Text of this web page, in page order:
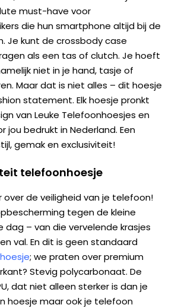
must-have voor
die hun smartphone altijd bij de
Je kunt de crossbody case
als een tas of clutch. Je hoeft
niet in je hand, tasje of
Maar dat is niet alles – dit hoesje
statement. Elk hoesje pronkt
van Leuke Telefoonhoesjes en
jou bedrukt in Nederland. Een
gemak en exclusiviteit!
telefoonhoesje
over de veiligheid van je telefoon!
tegen de kleine
dag – van die vervelende krasjes
val. En dit is geen standaard
; we praten over premium
Stevig polycarbonaat. De
dat niet alleen sterker is dan je
hoesje maar ook je telefoon